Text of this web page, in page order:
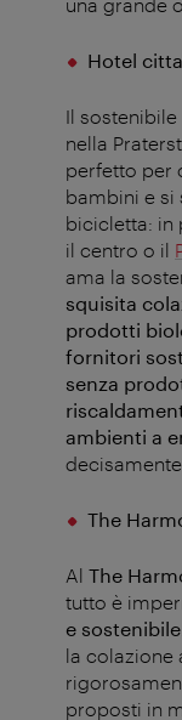
Hotel
Il
nella
perfetto per
bambini e si
bicicletta: in
il centro o il
ama la
squisita
prodotti
fornitori
senza
ambienti a
The
Al The
tutto è
e sostenibile
la colazione
proposti in